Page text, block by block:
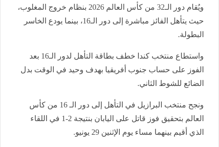
ويُقام دور الـ32 من كأس العالم 2026 بنظام خروج المغلوب،
حيث يتأهل الفائز مباشرة إلى دور الـ16، بينما يودع الخاسر
البطولة.
واستطاع منتخب كندا خطف بطاقة التأهل لدور الـ16 بعد
الفوز على حساب جنوب أفريقيا بهدف وحيد في الوقت بدل
الضائع للشوط الثاني.
ونجح منتخب البرازيل في التأهل إلى دور الـ 16 من كأس
العالم بتحقيق فوز قاتل على اليابان بنتيجة 2-1 في اللقاء
الذي أقيم بينهما مساء يوم الإثنين 29 يونيو.